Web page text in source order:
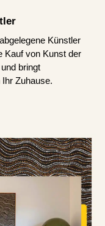
Künstler
Kauf von Kunst der
bringt
Zuhause.